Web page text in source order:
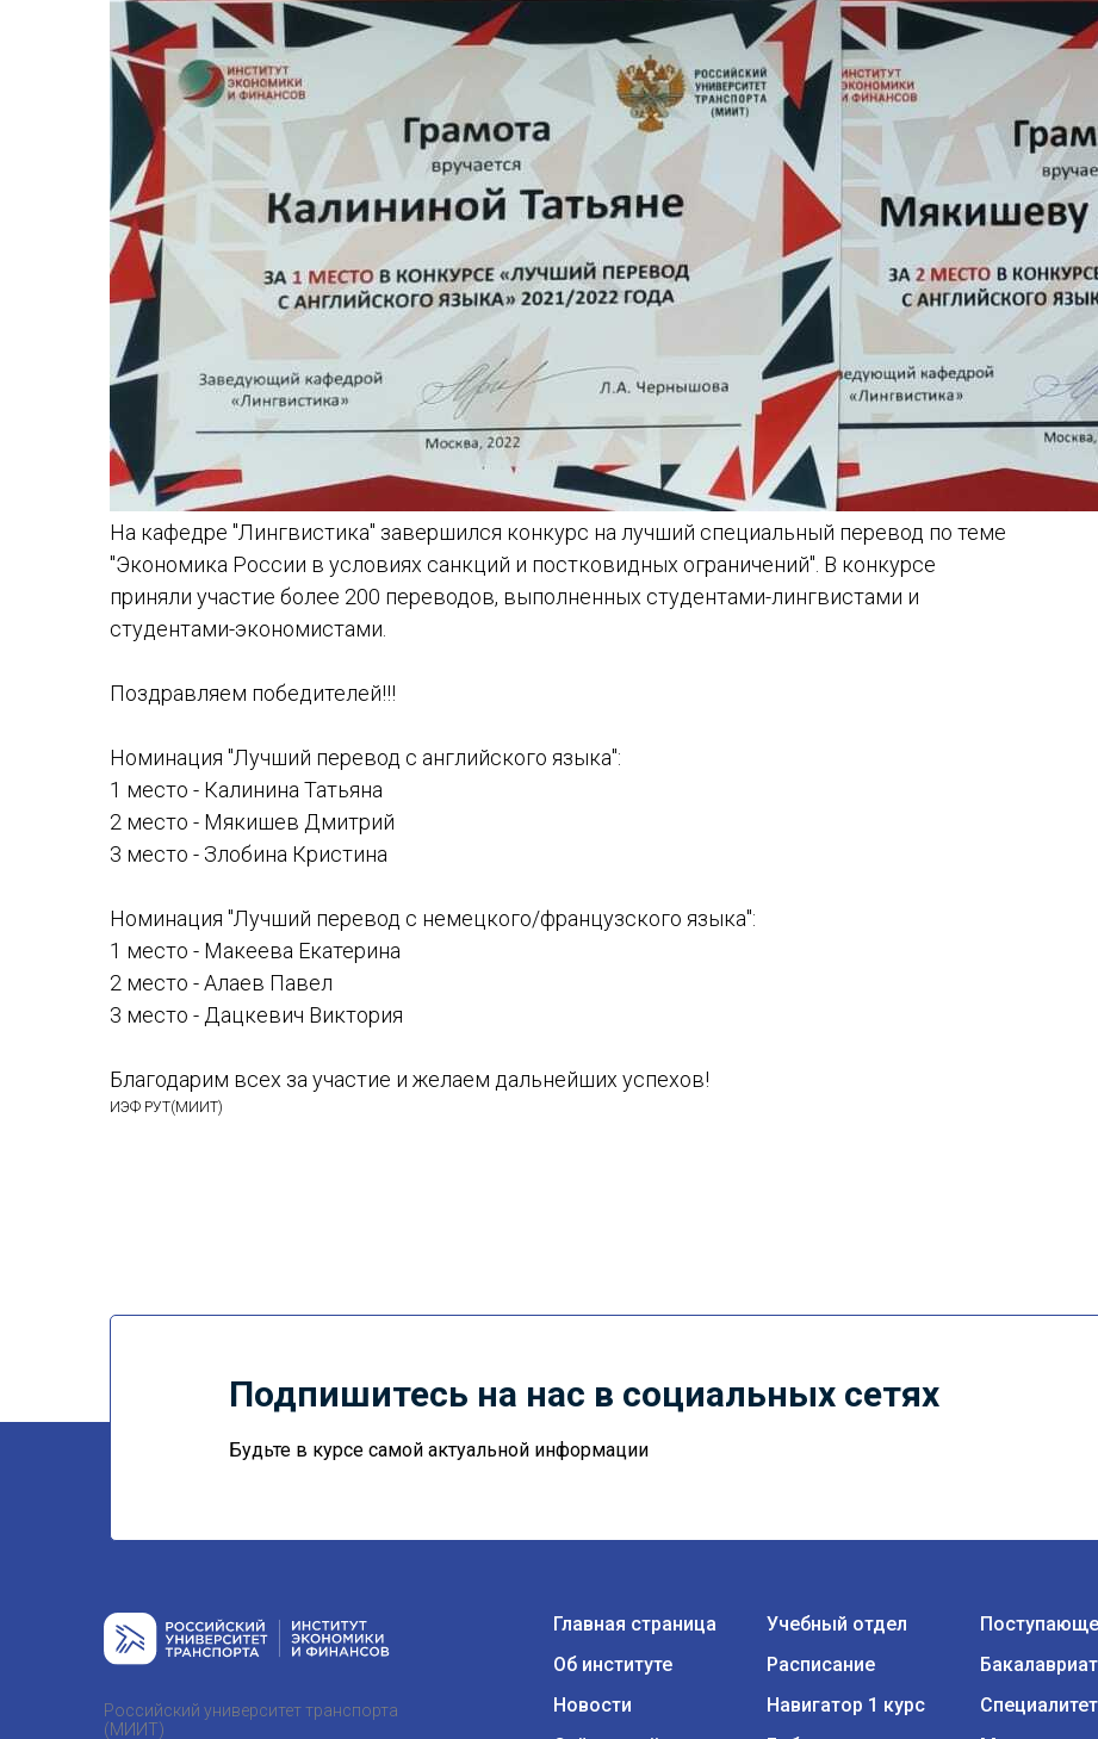
На кафедре "Лингвистика" завершился конкурс на лучший специальный перевод по теме
"Экономика России в условиях санкций и постковидных ограничений". В конкурсе
приняли участие более 200 переводов, выполненных студентами-лингвистами и
студентами-экономистами.
Поздравляем победителей!!!
Номинация "Лучший перевод с английского языка":
1 место - Калинина Татьяна
2 место - Мякишев Дмитрий
3 место - Злобина Кристина
Номинация "Лучший перевод с немецкого/французского языка":
1 место - Макеева Екатерина
2 место - Алаев Павел
3 место - Дацкевич Виктория
Благодарим всех за участие и желаем дальнейших успехов!
ИЭФ РУТ(МИИТ)
Подпишитесь на нас в социальных сетях
Будьте в курсе самой актуальной информации
Российский университет транспорта
(МИИТ)
Главная страница
Об институте
Новости
Учебный отдел
Расписание
Навигатор 1 курс
Бакалавриат
Специалитет